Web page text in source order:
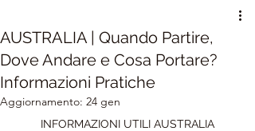
AUSTRALIA | Quando Partire,
Dove Andare e Cosa Portare?
Informazioni Pratiche
Aggiornamento: 24 gen
INFORMAZIONI UTILI AUSTRALIA